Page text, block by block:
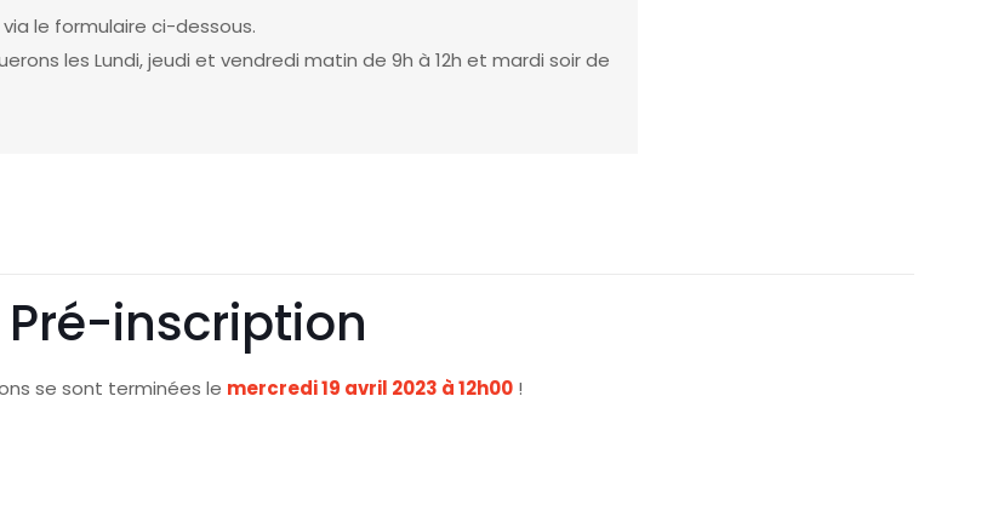
le formulaire ci-dessous.
les Lundi, jeudi et vendredi matin de 9h à 12h et mardi soir de
Pré-inscription
se sont terminées le mercredi 19 avril 2023 à 12h00 !